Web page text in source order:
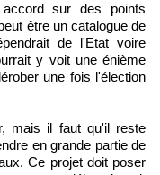
sur des points
être un catalogue de
de l'Etat voire
y voit une énième
une fois l'élection
mais il faut qu'il reste
en grande partie de
Ce projet doit poser